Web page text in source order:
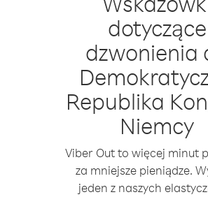
dotyczące
dzwonienia
Republika
Niemcy
Viber Out to więcej minut
za mniejsze pieniądze.
jeden z naszych